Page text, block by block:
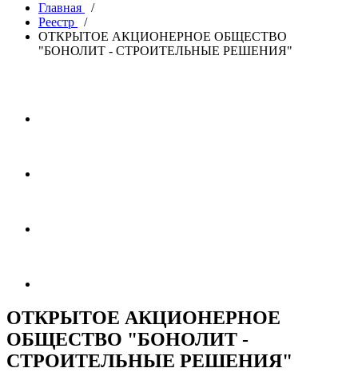
Главная
/
Реестр
/
ОТКРЫТОЕ АКЦИОНЕРНОЕ ОБЩЕСТВО
"БОНОЛИТ - СТРОИТЕЛЬНЫЕ РЕШЕНИЯ"
ОТКРЫТОЕ АКЦИОНЕРНОЕ
ОБЩЕСТВО "БОНОЛИТ -
СТРОИТЕЛЬНЫЕ РЕШЕНИЯ"